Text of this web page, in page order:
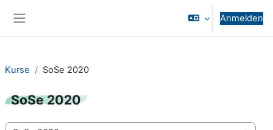
Anmelden
Kurse SoSe 2020
SoSe 2020